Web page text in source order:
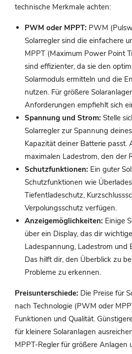
technische Merkmale achten:
PWM oder MPPT: PWM
Solarregler sind die einfachere
MPPT (Maximum Power Point
sind effizienter, da sie den
Solarmoduls ermitteln und die
nutzen. Für größere
Anforderungen empfiehlt sich
Spannung und Strom: Stelle
Solarregler zur Spannung
Kapazität deiner Batterie passt.
maximalen Ladestrom, den der
Schutzfunktionen: Ein guter
Schutzfunktionen wie
Tiefentladeschutz,
Verpolungsschutz verfügen.
Anzeigemöglichkeiten: Einige
über ein Display, das dir
Ladespannung, Ladestrom und
Das hilft dir, den Überblick zu
Probleme zu erkennen.
Preisunterschiede: Die Preise für
nach Technologie (PWM oder
Funktionen und Qualität.
für kleinere Solaranlagen
MPPT-Regler für größere Anlagen